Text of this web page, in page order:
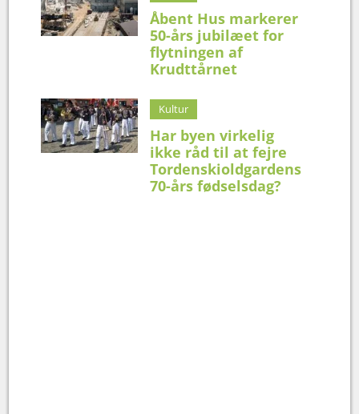
Åbent Hus markerer
50-års jubilæet for
flytningen af
Krudttårnet
Kultur
Har byen virkelig
ikke råd til at fejre
Tordenskioldgardens
70-års fødselsdag?